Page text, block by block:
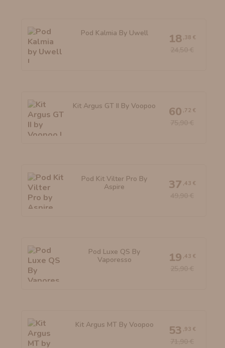
Pod Kalmia By Uwell
18 ,38 €
Kit Argus GT II By Voopoo
60 ,72 €
Pod Kit Vilter Pro By
Aspire
37 ,43 €
Pod Luxe QS By
Vaporesso
19 ,43 €
Kit Argus MT By Voopoo
53 ,93 €